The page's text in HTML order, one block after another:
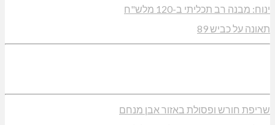
ינוח: מבנה רב תכליתי ב-120 מלש"ח
תאונה על כביש 89
שריפת חורש ופסולת באזור אבן מנחם